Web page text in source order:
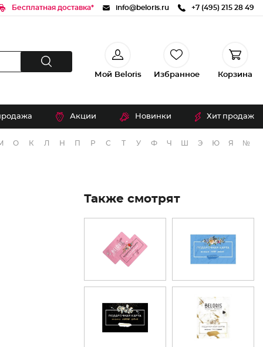
Бесплатная доставка* info@beloris.ru +7 (495) 215 28 49
Мой Beloris Избранное Корзина
Акции Новинки Хит продаж
О К Л Н П Р С Т У Ф Ч Э Ю Я №
Также смотрят